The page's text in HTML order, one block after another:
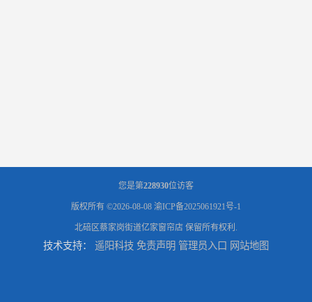
您是第228930位访客
版权所有 ©2026-08-08 渝ICP备2025061921号-1
北碚区蔡家岗街道亿家窗帘店 保留所有权利.
技术支持： 遥阳科技 免责声明 管理员入口 网站地图